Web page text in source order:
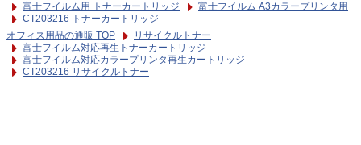
富士フイルム用 トナーカートリッジ
富士フイルム A3カラープリンタ用
CT203216 トナーカートリッジ
オフィス用品の通販 TOP
リサイクルトナー
富士フイルム対応再生トナーカートリッジ
富士フイルム対応カラープリンタ再生カートリッジ
CT203216 リサイクルトナー